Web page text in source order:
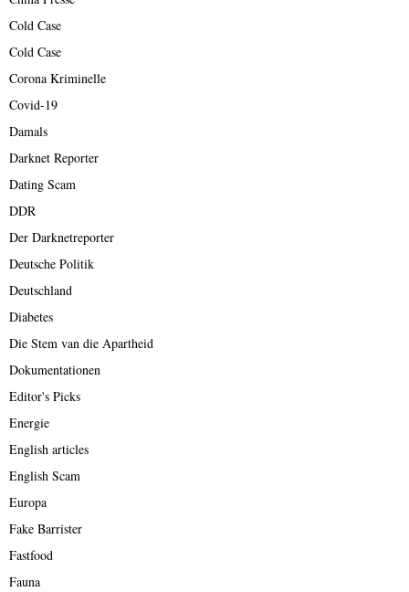
Cold Case
Cold Case
Corona Kriminelle
Covid-19
Damals
Darknet Reporter
Dating Scam
DDR
Der Darknetreporter
Deutsche Politik
Deutschland
Diabetes
Die Stem van die Apartheid
Dokumentationen
Editor's Picks
Energie
English articles
English Scam
Europa
Fake Barrister
Fastfood
Fauna